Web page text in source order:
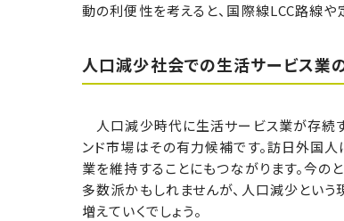
動の利便性を考えると、国際線LCC路線や
人口減少社会での生活サービス業
人口減少時代に生活サービス業が存続
ンド市場はその有力候補です。訪日外国
業を維持することにもつながります。今
多数派かもしれませんが、人口減少とい
増えていくでしょう。